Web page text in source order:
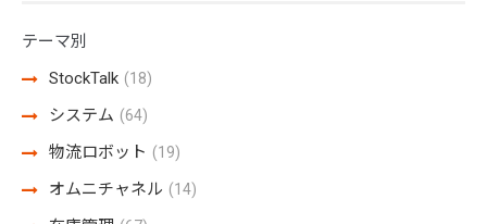
テーマ別
StockTalk (18)
システム (64)
物流ロボット (19)
オムニチャネル (14)